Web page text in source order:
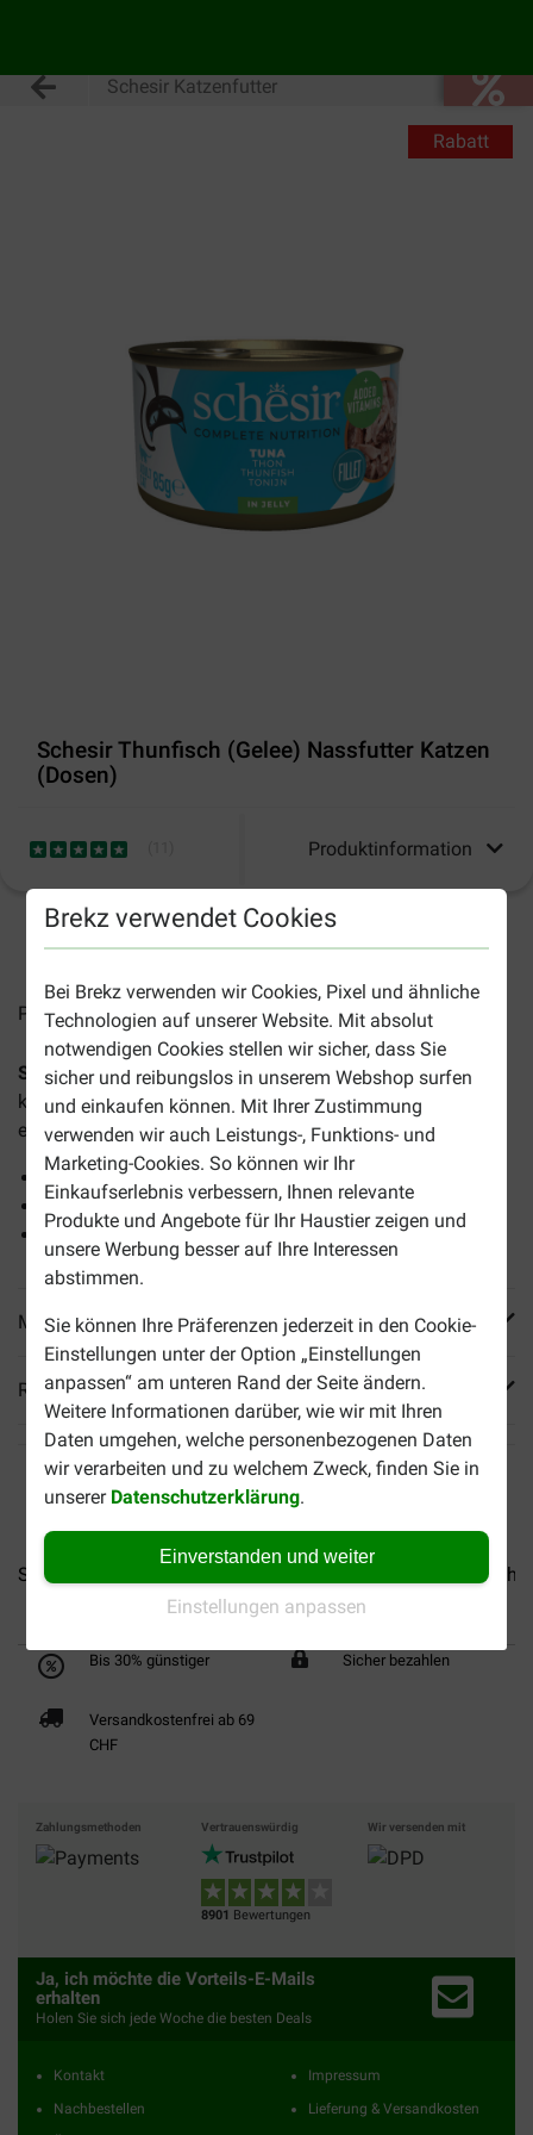
Brekz verwendet Cookies
Bei Brekz verwenden wir Cookies, Pixel und ähnliche
Technologien auf unserer Website. Mit absolut
notwendigen Cookies stellen wir sicher, dass Sie
sicher und reibungslos in unserem Webshop surfen
und einkaufen können. Mit Ihrer Zustimmung
verwenden wir auch Leistungs-, Funktions- und
Marketing-Cookies. So können wir Ihr
Einkaufserlebnis verbessern, Ihnen relevante
Produkte und Angebote für Ihr Haustier zeigen und
unsere Werbung besser auf Ihre Interessen
abstimmen.
Sie können Ihre Präferenzen jederzeit in den Cookie-
Einstellungen unter der Option „Einstellungen
anpassen“ am unteren Rand der Seite ändern.
Weitere Informationen darüber, wie wir mit Ihren
Daten umgehen, welche personenbezogenen Daten
wir verarbeiten und zu welchem Zweck, finden Sie in
unserer Datenschutzerklärung.
Einverstanden und weiter
Einstellungen anpassen
Schesir Katzenfutter
Rabatt
Schesir Thunfisch (Gelee) Nassfutter Katzen
(Dosen)
Produktinformation
Preise inkl. MwSt zzgl.Versandkosten
Schesir Thunfisch (Gelee) Nassfutter Katzenist ein
komplettes Futter für ausgewachsene Katzen. Eine Dose
enthält 85 Gramm.
Ausschließlich gesunde und natürliche Zutaten
Mit ungesättigten Fettsäuren, Omega 3 und Omega 6
Auch für wählerische Katzen
Mehr Produktinfos
Reviews
Schesir Thunfisch mit Algen... Schesir Thunfisch und
Bis 30% günstiger Sicher bezahlen
Versandkostenfrei ab 69
CHF
Zahlungsmethoden Vertrauenswürdig
8901 Bewertungen
Wir versenden mit
Ja, ich möchte die Vorteils-E-Mails
erhalten
Holen Sie sich jede Woche die besten Deals
Kontakt
Nachbestellen
Impressum
Lieferung & Versandkosten